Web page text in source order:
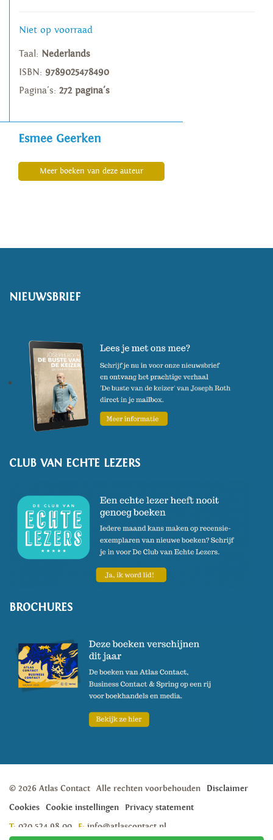
Niet op voorraad
Taal: Nederlands
ISBN: 9789025478490
Pagina's: 272 pagina's
Esmee Geerken
Meer boeken van deze auteur
NIEUWSBRIEF
CLUB VAN ECHTE LEZERS
BROCHURES
© 2026 Atlas Contact Alle rechten voorbehouden
Disclaimer
Cookies
Cookie instellingen
Privacy statement
T: 020 524 98 00 E: info@atlascontact.nl